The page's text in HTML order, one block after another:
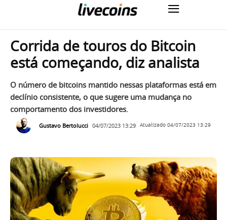
Corrida de touros do Bitcoin
está começando, diz analista
O número de bitcoins mantido nessas plataformas está em
declínio consistente, o que sugere uma mudança no
comportamento dos investidores.
Gustavo Bertolucci 04/07/2023 13:29 Atualizado 04/07/2023 13:29